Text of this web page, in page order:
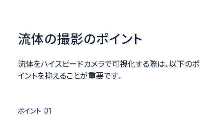
流体の撮影のポイント
流体をハイスピードカメラで可視化する際は、以下のポ
イントを抑えることが重要です。
ポイント 01